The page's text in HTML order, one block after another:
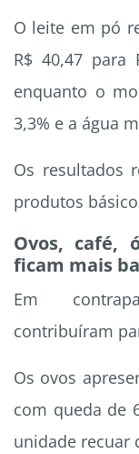
O leite em pó
R$ 40,47 para
enquanto o
3,3% e a água
Os resultados
produtos
Ovos, café,
ficam mais
Em
contribuíram
Os ovos
com queda de
unidade recuar